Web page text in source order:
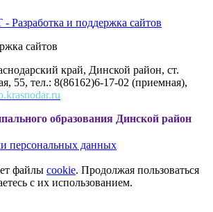
Разработка и поддержка сайтов
сайтов
край, Динской район, ст.
55, тел.: 8(86162)6-17-02 (приемная),
Динской район
персональных данных
файлы cookie. Продолжая пользоваться
с их использованием.